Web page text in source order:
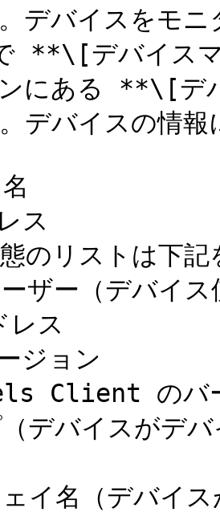
デバイスをモ
**\[デバイスマ
ンにある **\[デ
デバイスの情
ス
のリストは下記
ザー（デバイス
レス
ジョン
Client のバ
デバイスがデ
イ名（デバイ